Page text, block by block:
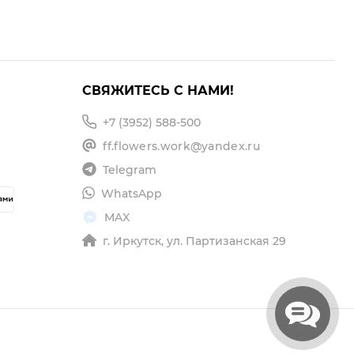
СВЯЖИТЕСЬ С НАМИ!
+7 (3952) 588-500
ff.flowers.work@yandex.ru
Telegram
WhatsApp
MAX
г. Иркутск, ул. Партизанская 29